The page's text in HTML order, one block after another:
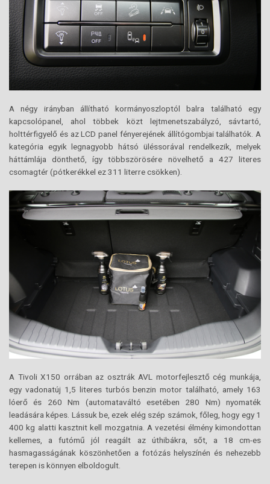
A négy irányban állítható kormányoszloptól balra található egy
kapcsolópanel, ahol többek közt lejtmenetszabályzó, sávtartó,
holttérfigyelő és az LCD panel fényerejének állítógombjai találhatók. A
kategória egyik legnagyobb hátsó üléssorával rendelkezik, melyek
háttámlája dönthető, így többszörösére növelhető a 427 literes
csomagtér (pótkerékkel ez 311 literre csökken).
A Tivoli X150 orrában az osztrák AVL motorfejlesztő cég munkája,
egy vadonatúj 1,5 literes turbós benzin motor található, amely 163
lóerő és 260 Nm (automataváltó esetében 280 Nm) nyomaték
leadására képes. Lássuk be, ezek elég szép számok, főleg, hogy egy 1
400 kg alatti kasztnit kell mozgatnia. A vezetési élmény kimondottan
kellemes, a futómű jól reagált az úthibákra, sőt, a 18 cm-es
hasmagasságának köszönhetően a fotózás helyszínén és nehezebb
terepen is könnyen elboldogult.